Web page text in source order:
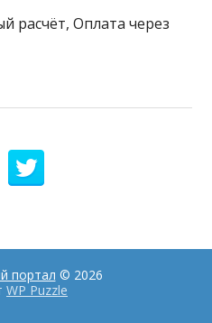
расчёт, Оплата через
портал © 2026
WP Puzzle